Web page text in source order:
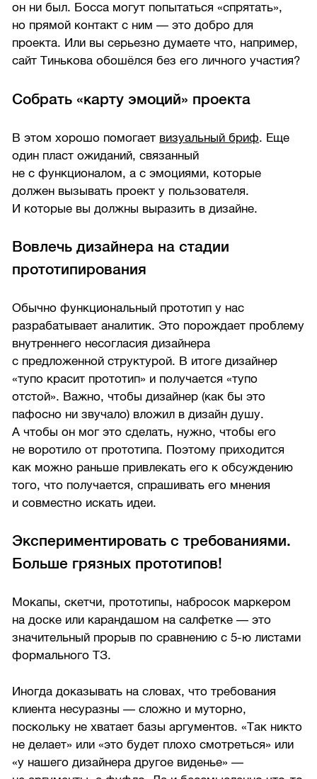
он ни был. Босса могут попытаться «спрятать»,
но прямой контакт с ним — это добро для
проекта. Или вы серьезно думаете что, например,
сайт Тинькова обошёлся без его личного участия?
Собрать «карту эмоций» проекта
В этом хорошо помогает визуальный бриф. Еще
один пласт ожиданий, связанный
не с функционалом, а с эмоциями, которые
должен вызывать проект у пользователя.
И которые вы должны выразить в дизайне.
Вовлечь дизайнера на стадии
прототипирования
Обычно функциональный прототип у нас
разрабатывает аналитик. Это порождает проблему
внутреннего несогласия дизайнера
с предложенной структурой. В итоге дизайнер
«тупо красит прототип» и получается «тупо
отстой». Важно, чтобы дизайнер (как бы это
пафосно ни звучало) вложил в дизайн душу.
А чтобы он мог это сделать, нужно, чтобы его
не воротило от прототипа. Поэтому приходится
как можно раньше привлекать его к обсуждению
того, что получается, спрашивать его мнения
и совместно искать идеи.
Экспериментировать с требованиями.
Больше грязных прототипов!
Мокапы, скетчи, прототипы, набросок маркером
на доске или карандашом на салфетке — это
значительный прорыв по сравнению с5-ю листами
формального ТЗ.
Иногда доказывать на словах, что требования
клиента несуразны — сложно и муторно,
поскольку не хватает базы аргументов. «Так никто
не делает» или «это будет плохо смотреться» или
«у нашего дизайнера другое виденье» —